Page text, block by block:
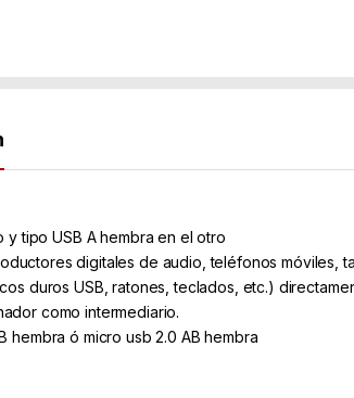
tipo USB A hembra en el otro
digitales de audio, teléfonos móviles,
duros USB, ratones, teclados, etc.)
como intermediario.
ó micro usb 2.0 AB hembra